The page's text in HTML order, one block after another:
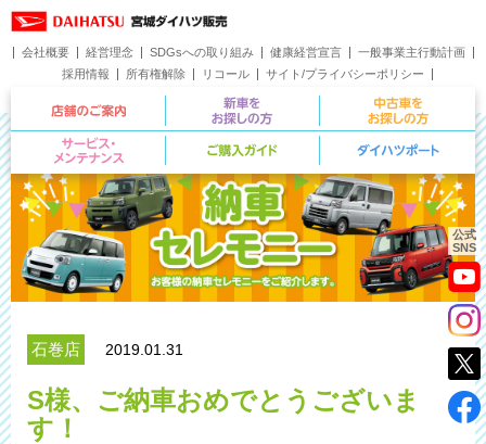
公式
SNS
会社概要 経営理念 SDGsへの取り組み 健康経営宣言
一般事業主行動計画
採用情報
所有権解除 リコール
サイト/プライバシーポリシー
お問い合わせ
店舗のご案内 新車をお探しの方
サービス・メンテナンス ご購入ガイド
石巻店 2019.01.31
S様、ご納車おめでとうございま
す！